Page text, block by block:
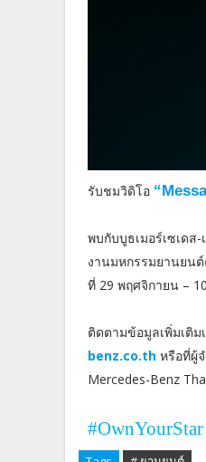
รับชมวิดิโอ
พบกับบูธเมอร์เซเดส
งานมหกรรมยานยน
ที่ 29 พฤศจิกายน –
ติดตามข้อมูลเพิ่มเติม
benz.co.th หรือที่ผู้
Mercedes-Benz
#OwnYourStar